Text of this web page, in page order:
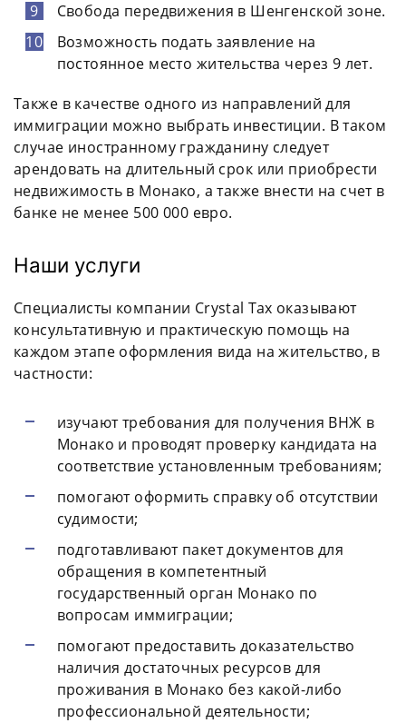
Свобода передвижения в Шенгенской зоне.
Возможность подать заявление на
постоянное место жительства через 9 лет.
Также в качестве одного из направлений для
иммиграции можно выбрать инвестиции. В таком
случае иностранному гражданину следует
арендовать на длительный срок или приобрести
недвижимость в Монако, а также внести на счет в
банке не менее 500 000 евро.
Наши услуги
Специалисты компании Crystal Tax оказывают
консультативную и практическую помощь на
каждом этапе оформления вида на жительство, в
частности:
изучают требования для получения ВНЖ в
Монако и проводят проверку кандидата на
соответствие установленным требованиям;
помогают оформить справку об отсутствии
судимости;
подготавливают пакет документов для
обращения в компетентный
государственный орган Монако по
вопросам иммиграции;
помогают предоставить доказательство
наличия достаточных ресурсов для
проживания в Монако без какой-либо
профессиональной деятельности;